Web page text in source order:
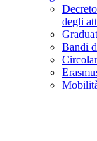
degli
Bandi